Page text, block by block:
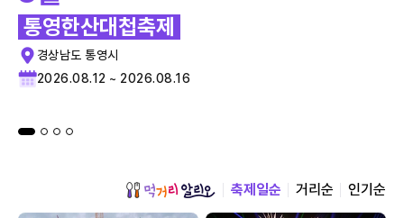
통영한산대첩축제
경상남도 통영시
2026.08.12 ~ 2026.08.16
축제일순 거리순 인기순